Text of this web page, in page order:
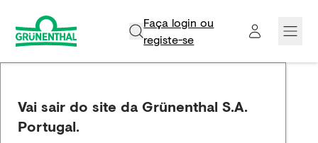
Faça login ou
registe-se​
Vai sair do site da Grünenthal S.A.
Portugal.